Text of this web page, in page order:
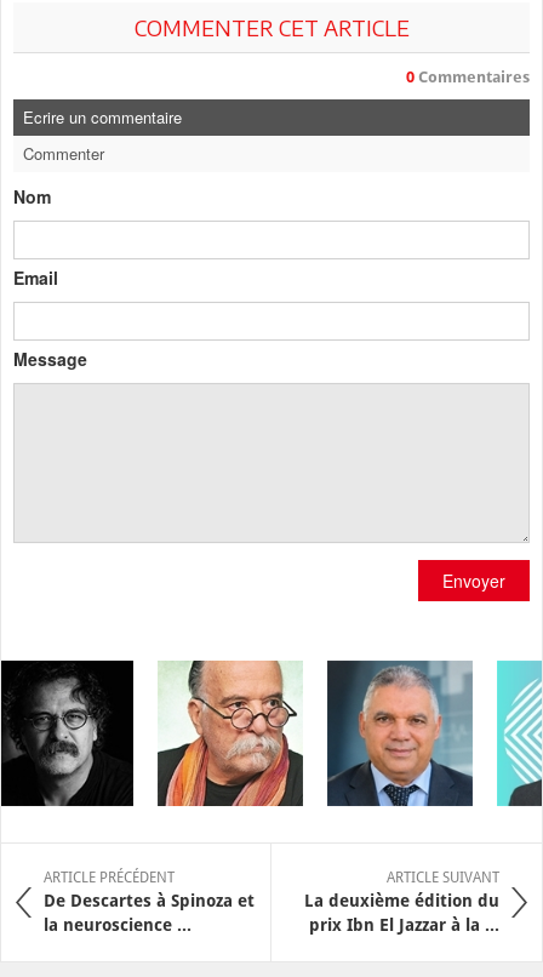
COMMENTER CET ARTICLE
0 Commentaires
Ecrire un commentaire
Commenter
Nom
Email
Message
Envoyer
ARTICLE PRÉCÉDENT
De Descartes à Spinoza et
la neuroscience ...
ARTICLE SUIVANT
La deuxième édition du
prix Ibn El Jazzar à la ...